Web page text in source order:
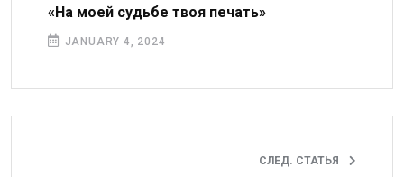
«На моей судьбе твоя печать»
JANUARY 4, 2024
СЛЕД. СТАТЬЯ